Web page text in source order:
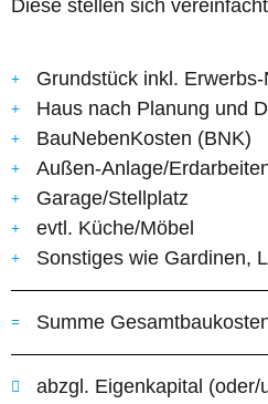
Diese stellen sich
Grundstück inkl.
Haus nach Planung und
BauNebenKosten (BNK)
Außen-Anlage/
Garage/Stellplatz
evtl. Küche/Möbel
Sonstiges wie Gardinen,
Summe
abzgl. Eigenkapital (oder/